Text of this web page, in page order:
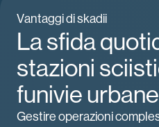
Vantaggi di skadii
La sfida
stazioni
funivie urbane
Gestire operazioni